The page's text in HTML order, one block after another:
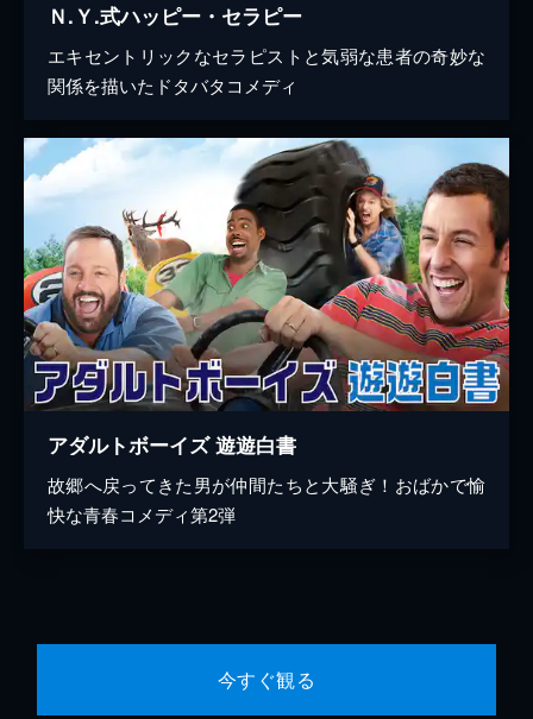
Ｎ.Ｙ.式ハッピー・セラピー
エキセントリックなセラピストと気弱な患者の奇妙な
関係を描いたドタバタコメディ
アダルトボーイズ 遊遊白書
故郷へ戻ってきた男が仲間たちと大騒ぎ！おばかで愉
快な青春コメディ第2弾
今すぐ観る